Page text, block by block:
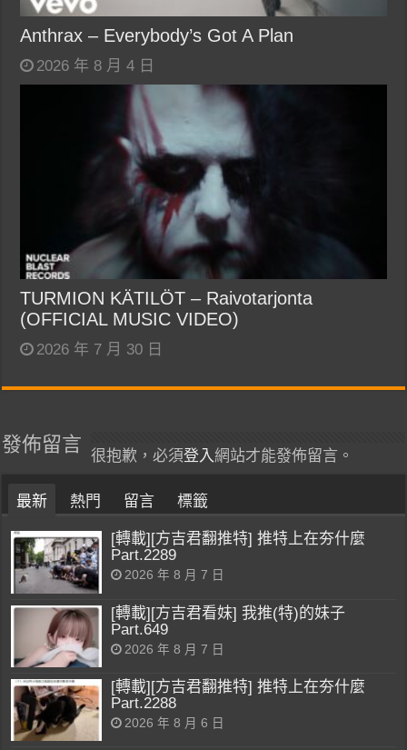
Anthrax – Everybody’s Got A Plan
2026 年 8 月 4 日
TURMION KÄTILÖT – Raivotarjonta
(OFFICIAL MUSIC VIDEO)
2026 年 7 月 30 日
發佈留言
很抱歉，必須登入網站才能發佈留言。
最新 熱門 留言 標籤
[轉載][方吉君翻推特] 推特上在夯什麼
Part.2289
2026 年 8 月 7 日
[轉載][方吉君看妹] 我推(特)的妹子
Part.649
2026 年 8 月 7 日
[轉載][方吉君翻推特] 推特上在夯什麼
Part.2288
2026 年 8 月 6 日